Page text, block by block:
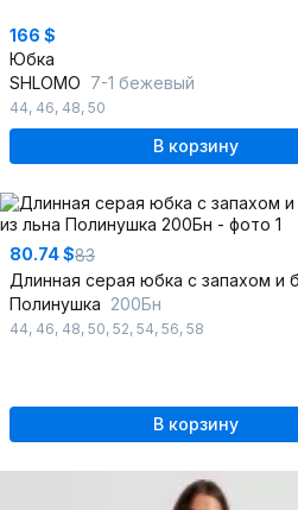
166 $
Юбка
SHLOMO 7-1 бежевый
44, 46, 48, 50
В корзину
80.74 $83
Полинушка 200Бн
44, 46, 48, 50, 52, 54, 56, 58
В корзину